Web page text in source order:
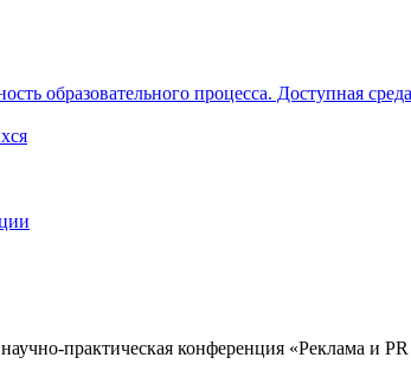
образовательного процесса. Доступная среда
практическая конференция «Реклама и